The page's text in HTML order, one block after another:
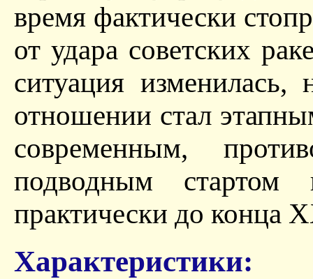
время фактически
от удара советских
ситуация
отношении стал
современным,
подводным стартом
практически до конца
Характеристики: